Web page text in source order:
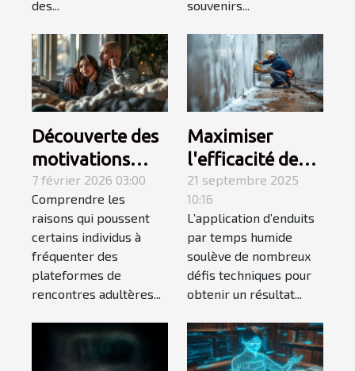
des...
souvenirs...
Découverte des
motivations
derrière
l'utilisation des
sites de
rencontres
adultères
7 février 2026 03:00
Comprendre les
raisons qui poussent
certains individus à
fréquenter des
plateformes de
rencontres adultères...
Maximiser
l'efficacité des
enduits par
temps humide :
stratégies et
conseils
21 septembre 2025
10:16
L’application d’enduits
par temps humide
soulève de nombreux
défis techniques pour
obtenir un résultat...